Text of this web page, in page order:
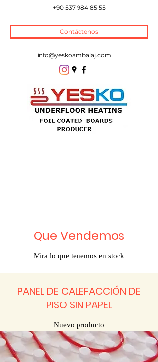
+90 537 984 85 55
Contáctenos
info@yeskoambalaj.com
Que Vendemos
Mira lo que tenemos en stock
PANEL DE CALEFACCIÓN DE
PISO SIN PAPEL
Nuevo producto